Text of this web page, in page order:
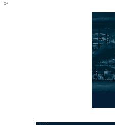
-->